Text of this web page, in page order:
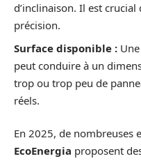
d’inclinaison. Il est
précision.
Surface disponible :
peut conduire à un
trop ou trop peu de
réels.
En 2025, de nombreuses
EcoEnergia proposent